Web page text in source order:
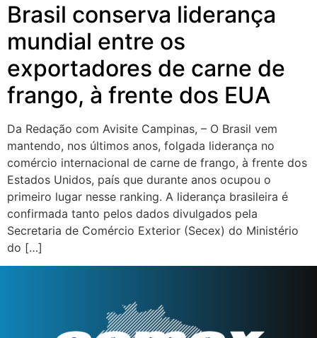
Brasil conserva liderança
mundial entre os
exportadores de carne de
frango, à frente dos EUA
Da Redação com Avisite Campinas, – O Brasil vem
mantendo, nos últimos anos, folgada liderança no
comércio internacional de carne de frango, à frente dos
Estados Unidos, país que durante anos ocupou o
primeiro lugar nesse ranking. A liderança brasileira é
confirmada tanto pelos dados divulgados pela
Secretaria de Comércio Exterior (Secex) do Ministério
do […]